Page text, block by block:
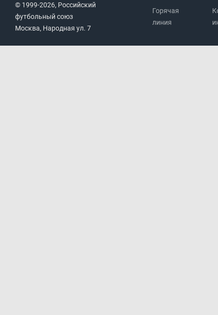
© 1999-2026, Российский
футбольный союз
Москва, Народная ул. 7
Горячая
линия